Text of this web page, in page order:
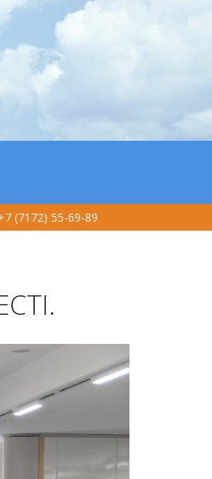
(7172) 55-69-89